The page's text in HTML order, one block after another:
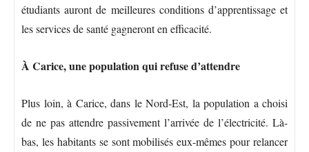
étudiants auront de meilleures conditions d’apprentissage et
les services de santé gagneront en efficacité.
À Carice, une population qui refuse d’attendre
Plus loin, à Carice, dans le Nord-Est, la population a choisi
de ne pas attendre passivement l’arrivée de l’électricité. Là-
bas, les habitants se sont mobilisés eux-mêmes pour relancer